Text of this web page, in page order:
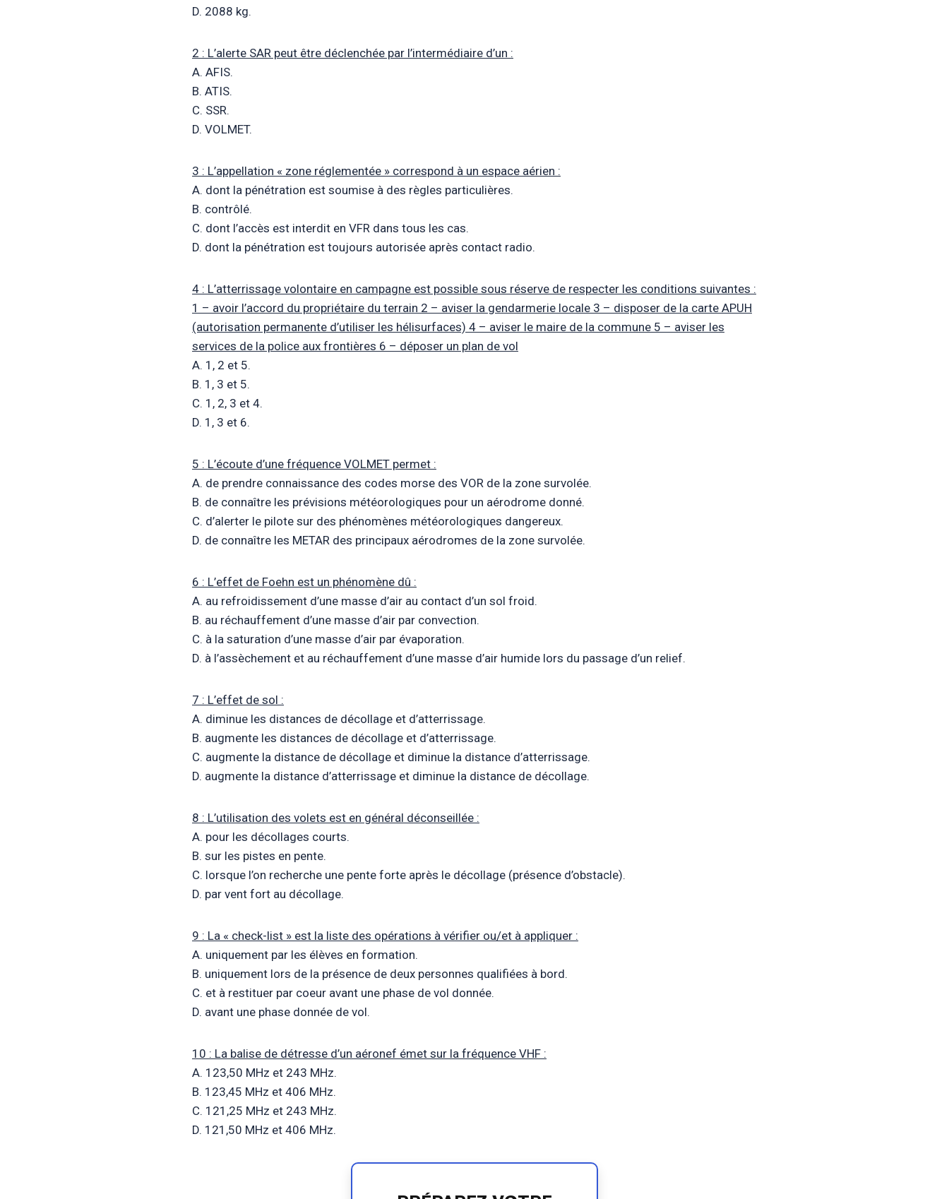
D. 2088 kg.
2 : L’alerte SAR peut être déclenchée par l’intermédiaire d’un :
A. AFIS.
B. ATIS.
C. SSR.
D. VOLMET.
3 : L’appellation « zone réglementée » correspond à un espace aérien :
A. dont la pénétration est soumise à des règles particulières.
B. contrôlé.
C. dont l’accès est interdit en VFR dans tous les cas.
D. dont la pénétration est toujours autorisée après contact radio.
4 : L’atterrissage volontaire en campagne est possible sous réserve de respecter les conditions suivantes :
1 – avoir l’accord du propriétaire du terrain 2 – aviser la gendarmerie locale 3 – disposer de la carte APUH
(autorisation permanente d’utiliser les hélisurfaces) 4 – aviser le maire de la commune 5 – aviser les
services de la police aux frontières 6 – déposer un plan de vol
A. 1, 2 et 5.
B. 1, 3 et 5.
C. 1, 2, 3 et 4.
D. 1, 3 et 6.
5 : L’écoute d’une fréquence VOLMET permet :
A. de prendre connaissance des codes morse des VOR de la zone survolée.
B. de connaître les prévisions météorologiques pour un aérodrome donné.
C. d’alerter le pilote sur des phénomènes météorologiques dangereux.
D. de connaître les METAR des principaux aérodromes de la zone survolée.
6 : L’effet de Foehn est un phénomène dû :
A. au refroidissement d’une masse d’air au contact d’un sol froid.
B. au réchauffement d’une masse d’air par convection.
C. à la saturation d’une masse d’air par évaporation.
D. à l’assèchement et au réchauffement d’une masse d’air humide lors du passage d’un relief.
7 : L’effet de sol :
A. diminue les distances de décollage et d’atterrissage.
B. augmente les distances de décollage et d’atterrissage.
C. augmente la distance de décollage et diminue la distance d’atterrissage.
D. augmente la distance d’atterrissage et diminue la distance de décollage.
8 : L’utilisation des volets est en général déconseillée :
A. pour les décollages courts.
B. sur les pistes en pente.
C. lorsque l’on recherche une pente forte après le décollage (présence d’obstacle).
D. par vent fort au décollage.
9 : La « check-list » est la liste des opérations à vérifier ou/et à appliquer :
A. uniquement par les élèves en formation.
B. uniquement lors de la présence de deux personnes qualifiées à bord.
C. et à restituer par coeur avant une phase de vol donnée.
D. avant une phase donnée de vol.
10 : La balise de détresse d’un aéronef émet sur la fréquence VHF :
A. 123,50 MHz et 243 MHz.
B. 123,45 MHz et 406 MHz.
C. 121,25 MHz et 243 MHz.
D. 121,50 MHz et 406 MHz.